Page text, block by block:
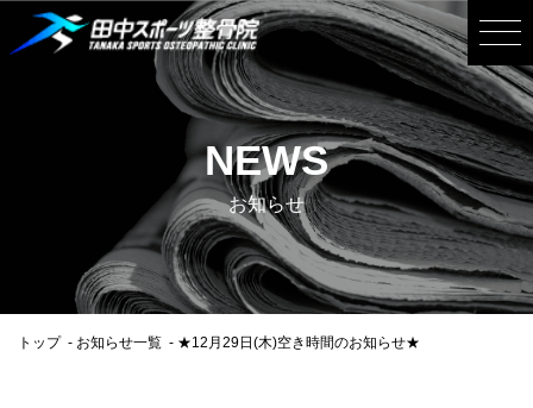
NEWS
お知らせ
トップ お知らせ一覧 ★12月29日(木)空き時間のお知らせ★